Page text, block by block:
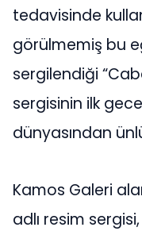
tedavisinde
görülmemiş bu
sergilendiği
sergisinin ilk
dünyasından
Kamos Galeri
adlı resim